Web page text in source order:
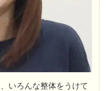
いろんな整体をうけて